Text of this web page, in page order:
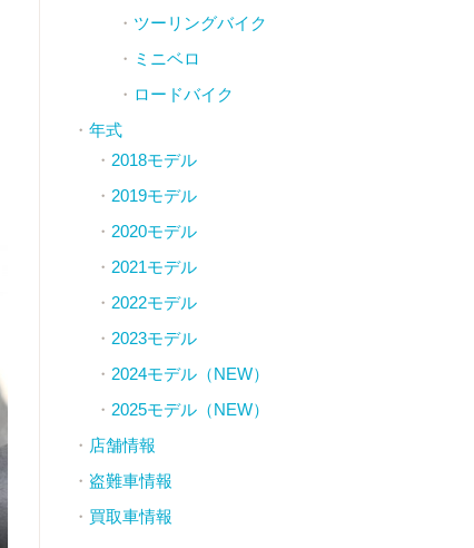
ツーリングバイク
ミニベロ
ロードバイク
年式
2018モデル
2019モデル
2020モデル
2021モデル
2022モデル
2023モデル
2024モデル（NEW）
2025モデル（NEW）
店舗情報
盗難車情報
買取車情報